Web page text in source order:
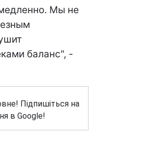
Мы не
баланс", -
Підпишіться на
в Google!